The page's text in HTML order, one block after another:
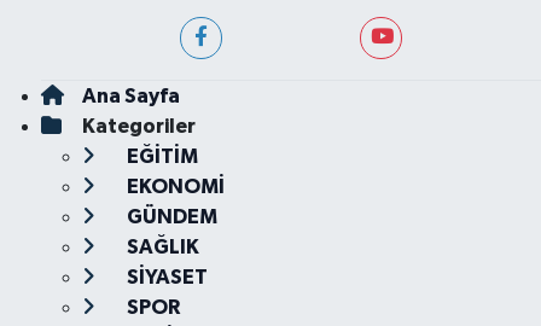
Ana Sayfa
Kategoriler
EĞİTİM
EKONOMİ
GÜNDEM
SAĞLIK
SİYASET
SPOR